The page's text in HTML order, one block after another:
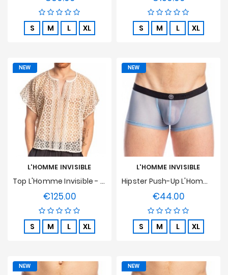
S M L XL S M L XL
L'HOMME INVISIBLE
Top L'Homme Invisible - La Poésie
€125.00Price
S M L XL
NEW
L'HOMME INVISIBLE
Hipster Push-Up L'Homme Invisible - Faro
€44.00Price
S M L XL
NEW
NEW NEW